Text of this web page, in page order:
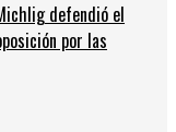
defendió el
por las